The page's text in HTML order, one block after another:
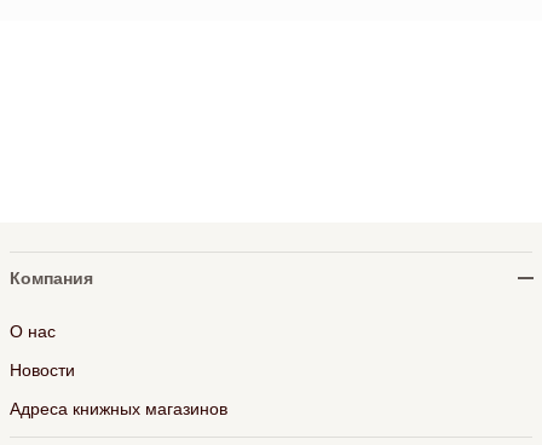
Компания
О нас
Новости
Адреса книжных магазинов